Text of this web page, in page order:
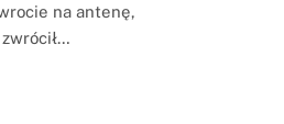
na antenę,